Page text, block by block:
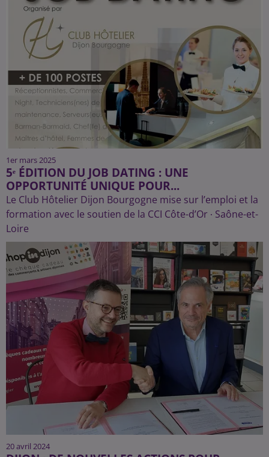
1er mars 2025
5ᵉ ÉDITION DU JOB DATING : UNE
OPPORTUNITÉ UNIQUE POUR...
Le Club Hôtelier Dijon Bourgogne mise sur l’emploi et la
formation avec le soutien de la CCI Côte-d’Or ∙ Saône-et-
Loire
20 avril 2024